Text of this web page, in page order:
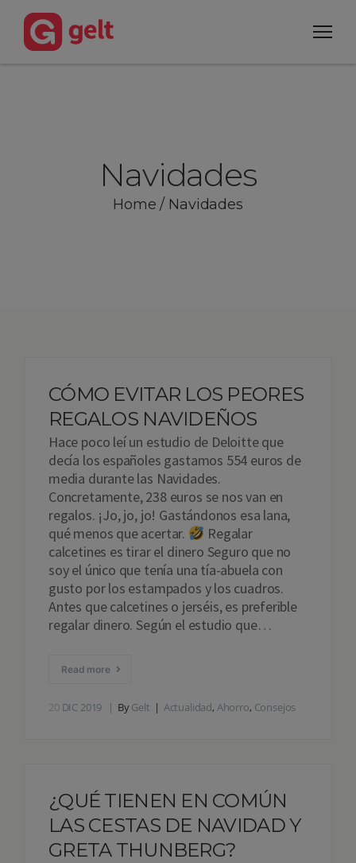
Navidades
Home / Navidades
CÓMO EVITAR LOS PEORES
REGALOS NAVIDEÑOS
Hace poco leí un estudio de Deloitte que
decía los españoles gastamos 554 euros de
media durante las Navidades.
Concretamente, 238 euros se nos van en
regalos. ¡Jo, jo, jo! Gastándonos esa lana,
qué menos que acertar.
Regalar
calcetines es tirar el dinero Seguro que no
soy el único que tenía una tía-abuela con
gusto por los estampados y los cuadros.
Antes que calcetines o jerséis, es preferible
regalar dinero. Según el estudio que…
Read more
20 DIC 2019 ByGelt Actualidad, Ahorro, Consejos
¿QUÉ TIENEN EN COMÚN
LAS CESTAS DE NAVIDAD Y
GRETA THUNBERG?